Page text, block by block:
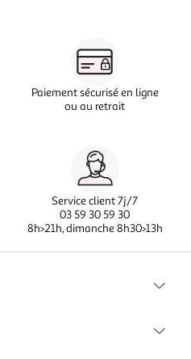
Paiement sécurisé en ligne
ou au retrait
Service client 7j/7
03 59 30 59 30
8h>21h, dimanche 8h30>13h